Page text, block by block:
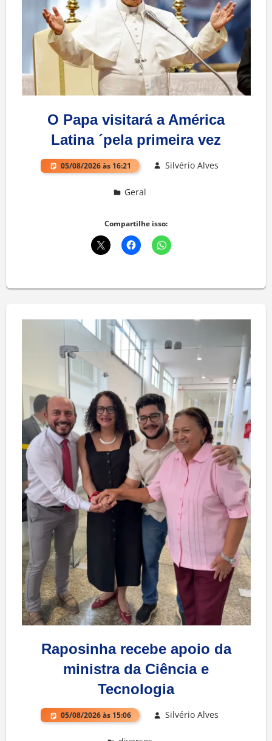
O Papa visitará a América
Latina ´pela primeira vez
05/08/2026 às 16:21 Silvério Alves
Geral
Compartilhe isso:
Raposinha recebe apoio da
ministra da Ciência e
Tecnologia
05/08/2026 às 15:06 Silvério Alves